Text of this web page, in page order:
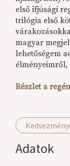
Adatok
első ifjúsági
trilógia első
magyar
lehetőségem
Részlet a